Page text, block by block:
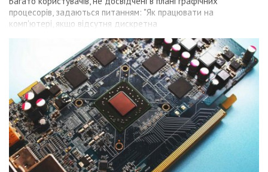
процесорів, задаються питанням: "Як працювати на
комп'ютері, якщо відсутня дискретна